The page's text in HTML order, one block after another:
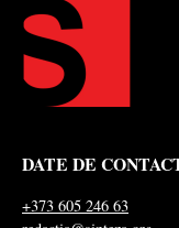
necăsătorite și
Indemnizația de